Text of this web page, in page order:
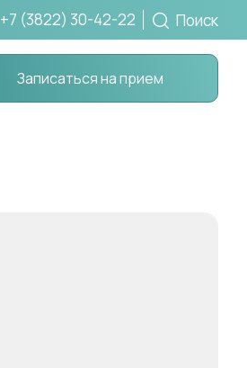
+7 (3822) 30-42-22 Поиск
Записаться на прием